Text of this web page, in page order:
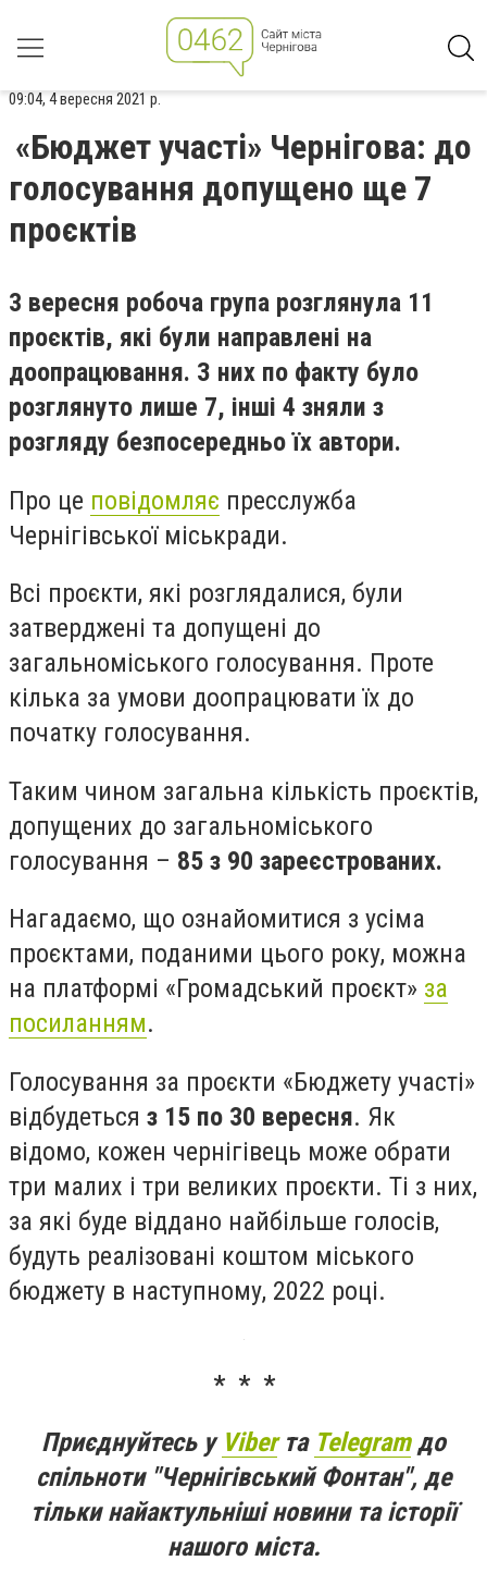
09:04, 4 вересня 2021 р.
«Бюджет участі» Чернігова: до
голосування допущено ще 7
проєктів
3 вересня робоча група розглянула 11
проєктів, які були направлені на
доопрацювання. З них по факту було
розглянуто лише 7, інші 4 зняли з
розгляду безпосередньо їх автори.
Про це повідомляє пресслужба
Чернігівської міськради.
Всі проєкти, які розглядалися, були
затверджені та допущені до
загальноміського голосування. Проте
кілька за умови доопрацювати їх до
початку голосування.
Таким чином загальна кількість проєктів,
допущених до загальноміського
голосування – 85 з 90 зареєстрованих.
Нагадаємо, що ознайомитися з усіма
проєктами, поданими цього року, можна
на платформі «Громадський проєкт» за
посиланням.
Голосування за проєкти «Бюджету участі»
відбудеться з 15 по 30 вересня. Як
відомо, кожен чернігівець може обрати
три малих і три великих проєкти. Ті з них,
за які буде віддано найбільше голосів,
будуть реалізовані коштом міського
бюджету в наступному, 2022 році.
* * *
Приєднуйтесь у Viberта Telegramдо
спільноти "Чернігівський Фонтан", де
тільки найактульніші новини та історії
нашого міста.